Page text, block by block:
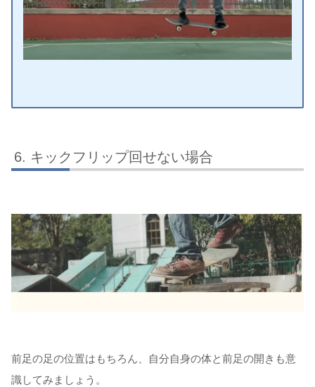
キックフリップ回せない場合
前足の足の位置はもちろん、自分自身の体と前足の開きも意
識してみましょう。